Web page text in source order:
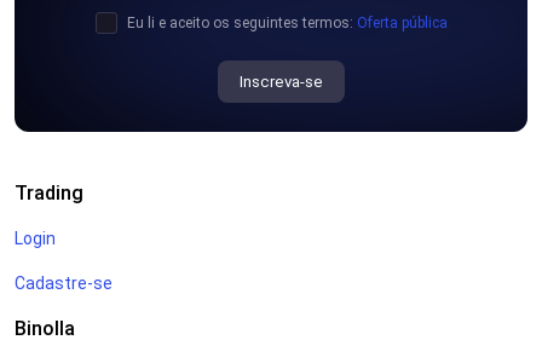
Inscreva-se
Eu li e aceito os seguintes termos: Oferta pública
Trading
Login
Cadastre-se
Binolla